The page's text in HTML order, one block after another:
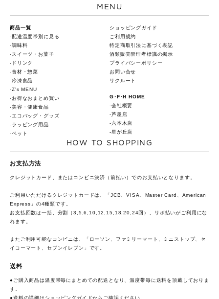
MENU
商品一覧
配送温度帯別に見る
調味料
スイーツ・お菓子
ドリンク
食材・惣菜
冷凍食品
Z's MENU
お得なおまとめ買い
美容・健康食品
エコバッグ・グッズ
ラッピング用品
ペット
ショッピングガイド
ご利用規約
特定商取引法に基づく表記
酒類販売管理者標識の掲示
プライバシーポリシー
お問い合せ
リクルート
G･F･H HOME
会社概要
芦屋店
六本木店
星が丘店
HOW TO SHOPPING
お支払方法
クレジットカード、またはコンビニ決済（前払い）でのお支払いとなります。
ご利用いただけるクレジットカードは、「JCB、VISA、Master Card、American
Express」の4種類です。
お支払回数は一括、分割（3,5,6,10,12,15,18,20,24回）、リボ払いがご利用にな
れます。
またご利用可能なコンビニは、「ローソン、ファミリーマート、ミニストップ、セ
イコーマート、セブンイレブン」です。
送料
●ご購入商品は温度帯毎にまとめての配送となり、温度帯毎に送料を頂戴しておりま
す。